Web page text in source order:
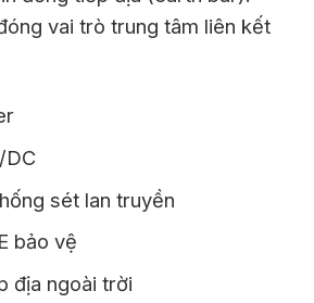
vai trò trung tâm liên kết
DC
sét lan truyền
bảo vệ
địa ngoài trời